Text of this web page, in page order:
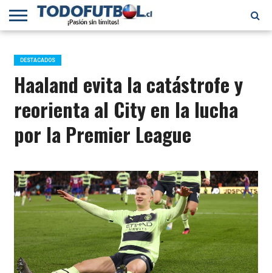
PRIMERA
B
SELECCIÓN
CHILENA
CHILENOS
EN EL
MUNDO
FÚTBOL
INTERNACIONAL
DESTACADOS
Haaland evita la catástrofe y
reorienta al City en la lucha
por la Premier League